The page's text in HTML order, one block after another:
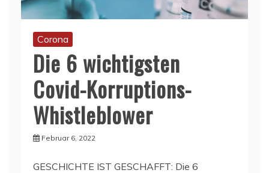
Corona
Die 6 wichtigsten
Covid-Korruptions-
Whistleblower
Februar 6, 2022
GESCHICHTE IST GESCHAFFT: Die 6